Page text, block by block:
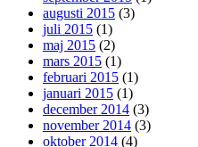
augusti 2015 (3)
juli 2015 (1)
maj 2015 (2)
mars 2015 (1)
februari 2015 (1)
januari 2015 (1)
december 2014 (3)
november 2014 (3)
oktober 2014 (4)